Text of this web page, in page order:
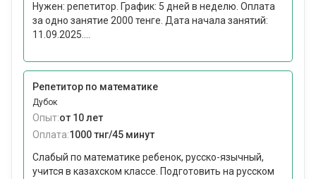
Нужен: репетитор. График: 5 дней в неделю. Оплата
за одно занятие 2000 тенге. Дата начала занятий:
11.09.2025....
Репетитор по математике
Дубок
Опыт:от 10 лет
Оплата:1000 тнг/45 минут
Слабый по математике ребенок, русско-язычный,
учится в казахском классе. Подготовить на русском